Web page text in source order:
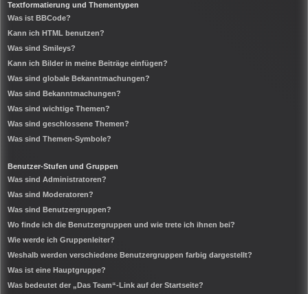
Textformatierung und Thementypen
Was ist BBCode?
Kann ich HTML benutzen?
Was sind Smileys?
Kann ich Bilder in meine Beiträge einfügen?
Was sind globale Bekanntmachungen?
Was sind Bekanntmachungen?
Was sind wichtige Themen?
Was sind geschlossene Themen?
Was sind Themen-Symbole?
Benutzer-Stufen und Gruppen
Was sind Administratoren?
Was sind Moderatoren?
Was sind Benutzergruppen?
Wo finde ich die Benutzergruppen und wie trete ich ihnen bei?
Wie werde ich Gruppenleiter?
Weshalb werden verschiedene Benutzergruppen farbig dargestellt?
Was ist eine Hauptgruppe?
Was bedeutet der „Das Team“-Link auf der Startseite?